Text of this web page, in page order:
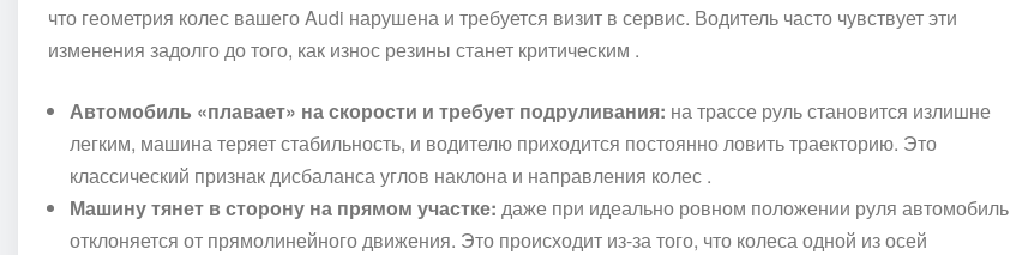
что геометрия колес вашего Audi нарушена и требуется визит в сервис. Водитель часто чувствует эти
изменения задолго до того, как износ резины станет критическим .
Автомобиль «плавает» на скорости и требует подруливания: на трассе руль становится излишне
легким, машина теряет стабильность, и водителю приходится постоянно ловить траекторию. Это
классический признак дисбаланса углов наклона и направления колес .
Машину тянет в сторону на прямом участке: даже при идеально ровном положении руля автомобиль
отклоняется от прямолинейного движения. Это происходит из-за того, что колеса одной из осей